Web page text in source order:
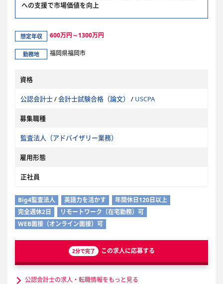
への支援で市場価値を向上
想定年収 600万円～1300万円
勤務地 福岡県福岡市
資格
公認会計士/会計士試験合格（論文） / USCPA
募集職種
監査法人（アドバイザリー業務）
雇用形態
正社員
Big4監査法人 英語力を活かす
年間休日120日以上
完全週休2日
リモートワーク（在宅勤務）可
WEB面接（オンライン面接）可
2分で完了 この求人に応募する
公認会計士の求人・転職情報をもっと見る